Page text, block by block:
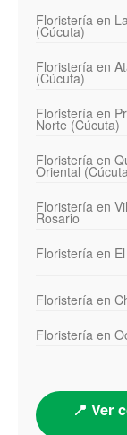
Floristería en
(Cúcuta)
Floristería en
(Cúcuta)
Floristería en
Norte (Cúcuta)
Floristería en
Oriental
Floristería en
Rosario
Floristería en
Floristería en
Floristería en
📍 Ver